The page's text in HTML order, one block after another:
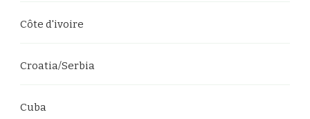
Côte d'ivoire
Croatia/Serbia
Cuba